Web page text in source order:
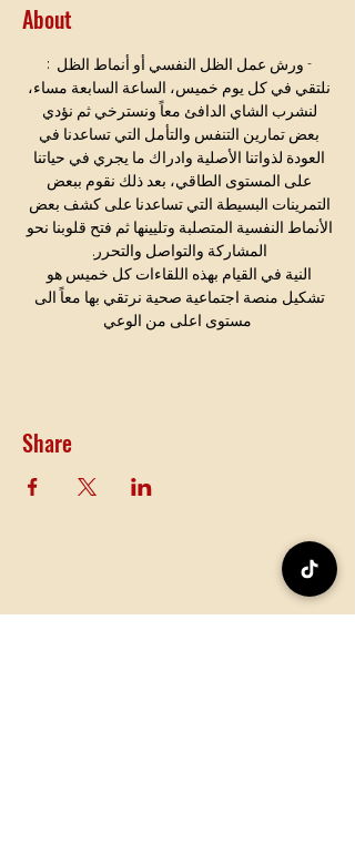
About
- ورش عمل الظل النفسي أو أنماط الظل  :
نلتقي في كل يوم خميس، الساعة السابعة مساء،
لنشرب الشاي الدافئ معاً ونسترخي ثم نؤدي
بعض تمارين التنفس والتأمل التي تساعدنا في
العودة لذواتنا الأصلية وادراك ما يجري في حياتنا
على المستوى الطاقي، بعد ذلك نقوم ببعض
التمرينات البسيطة التي تساعدنا على كشف بعض
الأنماط النفسية المتصلبة وتليينها ثم فتح قلوبنا نحو
المشاركة والتواصل والتحرر.
النية في القيام بهذه اللقاءات كل خميس هو
تشكيل منصة اجتماعية صحية نرتقي بها معاً الى
مستوى اعلى من الوعي
Share